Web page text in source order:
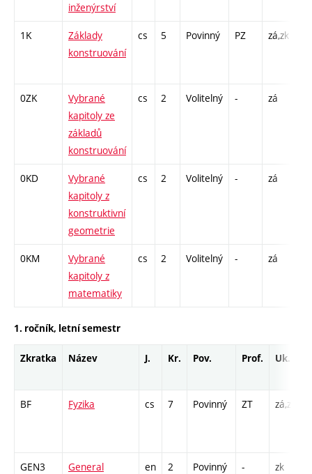
inženýrství
1K
Základy
konstruování
cs 5 Povinný PZ zá,zk
0ZK
Vybrané
kapitoly ze
základů
konstruování
cs 2 Volitelný - zá
0KD
Vybrané
kapitoly z
konstruktivní
geometrie
cs 2 Volitelný - zá
0KM
Vybrané
kapitoly z
matematiky
cs 2 Volitelný - zá
1. ročník, letní semestr
Zkratka Název J. Kr. Pov. Prof. Uk.
BF Fyzika cs 7 Povinný ZT zá,zk
GEN3
General
en 2 Povinný - zk